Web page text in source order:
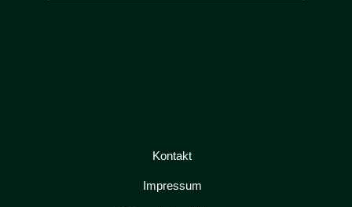
Kontakt
Impressum